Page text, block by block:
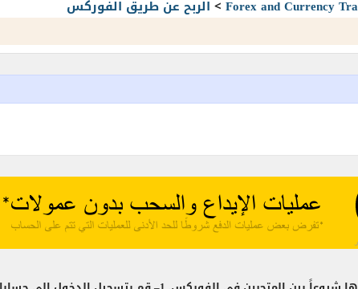
> الربح عن طريق الفوركس